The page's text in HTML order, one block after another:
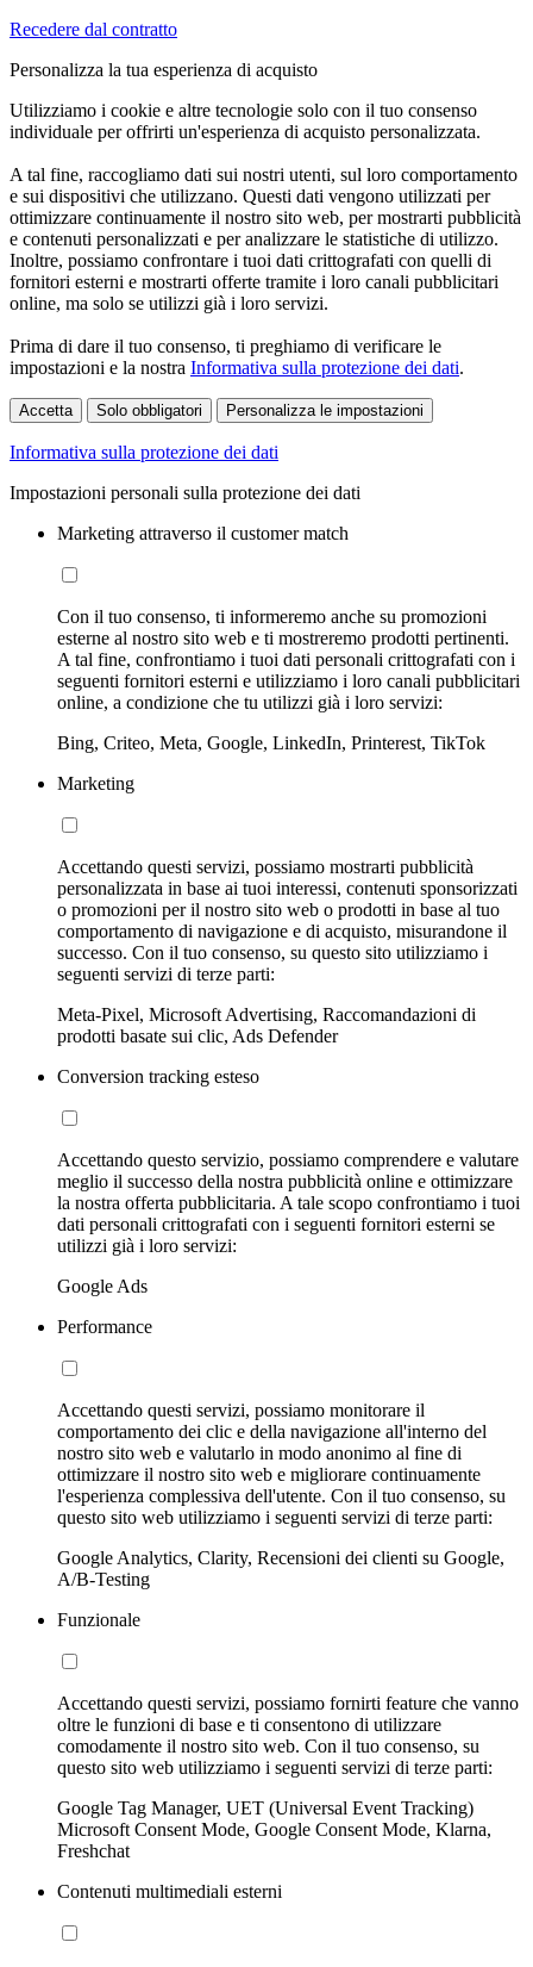
Recedere dal contratto
Personalizza la tua esperienza di acquisto
Utilizziamo i cookie e altre tecnologie solo con il tuo consenso
individuale per offrirti un'esperienza di acquisto personalizzata.
A tal fine, raccogliamo dati sui nostri utenti, sul loro comportamento
e sui dispositivi che utilizzano. Questi dati vengono utilizzati per
ottimizzare continuamente il nostro sito web, per mostrarti pubblicità
e contenuti personalizzati e per analizzare le statistiche di utilizzo.
Inoltre, possiamo confrontare i tuoi dati crittografati con quelli di
fornitori esterni e mostrarti offerte tramite i loro canali pubblicitari
online, ma solo se utilizzi già i loro servizi.
Prima di dare il tuo consenso, ti preghiamo di verificare le
impostazioni e la nostra Informativa sulla protezione dei dati.
Accetta Solo obbligatori Personalizza le impostazioni
Informativa sulla protezione dei dati
Impostazioni personali sulla protezione dei dati
Marketing attraverso il customer match
Con il tuo consenso, ti informeremo anche su promozioni
esterne al nostro sito web e ti mostreremo prodotti pertinenti.
A tal fine, confrontiamo i tuoi dati personali crittografati con i
seguenti fornitori esterni e utilizziamo i loro canali pubblicitari
online, a condizione che tu utilizzi già i loro servizi:
Bing, Criteo, Meta, Google, LinkedIn, Printerest, TikTok
Marketing
Accettando questi servizi, possiamo mostrarti pubblicità
personalizzata in base ai tuoi interessi, contenuti sponsorizzati
o promozioni per il nostro sito web o prodotti in base al tuo
comportamento di navigazione e di acquisto, misurandone il
successo. Con il tuo consenso, su questo sito utilizziamo i
seguenti servizi di terze parti:
Meta-Pixel, Microsoft Advertising, Raccomandazioni di
prodotti basate sui clic, Ads Defender
Conversion tracking esteso
Accettando questo servizio, possiamo comprendere e valutare
meglio il successo della nostra pubblicità online e ottimizzare
la nostra offerta pubblicitaria. A tale scopo confrontiamo i tuoi
dati personali crittografati con i seguenti fornitori esterni se
utilizzi già i loro servizi:
Google Ads
Performance
Accettando questi servizi, possiamo monitorare il
comportamento dei clic e della navigazione all'interno del
nostro sito web e valutarlo in modo anonimo al fine di
ottimizzare il nostro sito web e migliorare continuamente
l'esperienza complessiva dell'utente. Con il tuo consenso, su
questo sito web utilizziamo i seguenti servizi di terze parti:
Google Analytics, Clarity, Recensioni dei clienti su Google,
A/B-Testing
Funzionale
Accettando questi servizi, possiamo fornirti feature che vanno
oltre le funzioni di base e ti consentono di utilizzare
comodamente il nostro sito web. Con il tuo consenso, su
questo sito web utilizziamo i seguenti servizi di terze parti:
Google Tag Manager, UET (Universal Event Tracking)
Microsoft Consent Mode, Google Consent Mode, Klarna,
Freshchat
Contenuti multimediali esterni